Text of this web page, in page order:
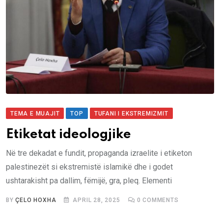
TEMA E MUAJIT TOP TUFANI I EKSTREMIZMIT
Etiketat ideologjike
Në tre dekadat e fundit, propaganda izraelite i etiketon
palestinezët si ekstremistë islamikë dhe i godet
ushtarakisht pa dallim, fëmijë, gra, pleq. Elementi
BYÇELO HOXHA APRIL 28, 2025 0 COMMENTS